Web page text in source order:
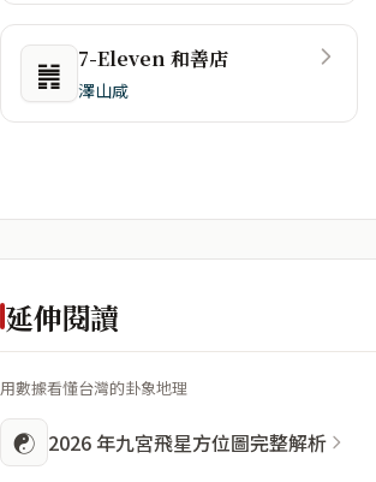
䷞ 7-Eleven 和善店
澤山咸
延伸閱讀
用數據看懂台灣的卦象地理
☯ 2026 年九宮飛星方位圖完整解析